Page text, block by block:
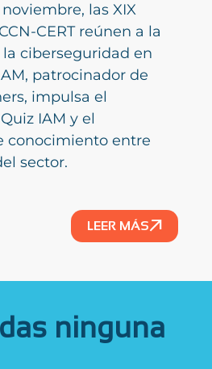
las XIX
CERT reúnen a la
ciberseguridad en
patrocinador de
impulsa el
IAM y el
conocimiento entre
sector.
LEER MÁS
ninguna